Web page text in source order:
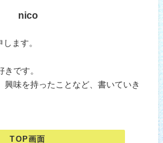
nico
ます。
きです。
興味を持ったことなど、書いていき
TOP画面